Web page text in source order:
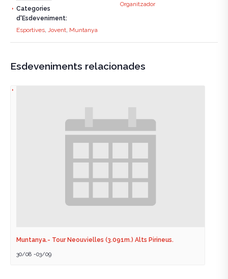
Categories
d'Esdeveniment:
Esportives, Jovent, Muntanya
Organitzador
Esdeveniments relacionades
Muntanya.- Tour Neouvielles (3.091m.) Alts Pirineus.
30/08 -03/09